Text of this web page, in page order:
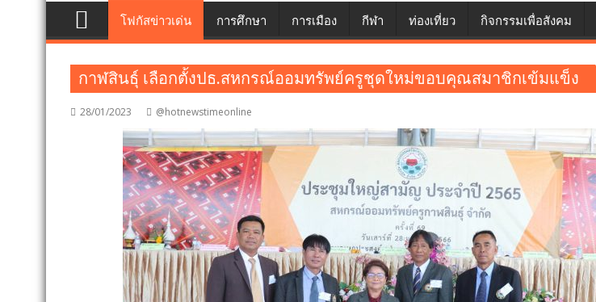
โฟกัสข่าวเด่น การศึกษา การเมือง กีฬา ท่องเที่ยว กิจกรรมเพื่อสังคม
กาฬสินธุ์ เลือกตั้งปธ.สหกรณ์ออมทรัพย์ครูชุดใหม่ขอบคุณสมาชิกเข้มแข็ง
28/01/2023 @hotnewstimeonline